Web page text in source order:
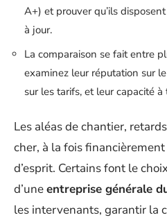
A+) et prouver qu’ils
à jour.
La comparaison se fait entre
examinez leur réputation sur
sur les tarifs, et leur capacité
Les aléas de chantier,
cher, à la fois
d’esprit. Certains font le
d’uneentreprise générale
les intervenants, garantir la